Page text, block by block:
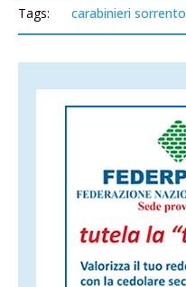
Tags: carabinieri sorrento